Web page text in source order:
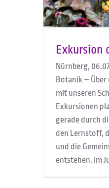
Exkursion
Nürnberg,
Botanik – Über
mit unseren
Exkursionen
gerade durch
den Lernstoff,
und die
entstehen. Im